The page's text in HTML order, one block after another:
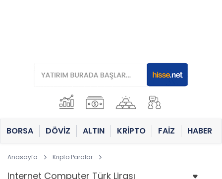
BORSA DÖVİZ ALTIN KRİPTO FAİZ HABER
Anasayfa Kripto Paralar